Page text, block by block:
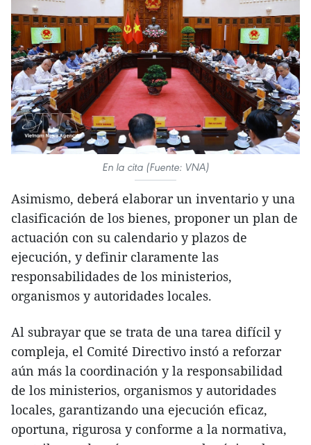
En la cita (Fuente: VNA)
Asimismo, deberá elaborar un inventario y una
clasificación de los bienes, proponer un plan de
actuación con su calendario y plazos de
ejecución, y definir claramente las
responsabilidades de los ministerios,
organismos y autoridades locales.
Al subrayar que se trata de una tarea difícil y
compleja, el Comité Directivo instó a reforzar
aún más la coordinación y la responsabilidad
de los ministerios, organismos y autoridades
locales, garantizando una ejecución eficaz,
oportuna, rigurosa y conforme a la normativa,